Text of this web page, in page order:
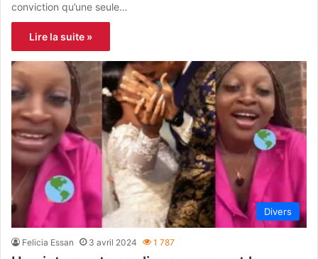
conviction qu’une seule…
Lire la suite »
Divers
Felicia Essan 3 avril 2024 1 787